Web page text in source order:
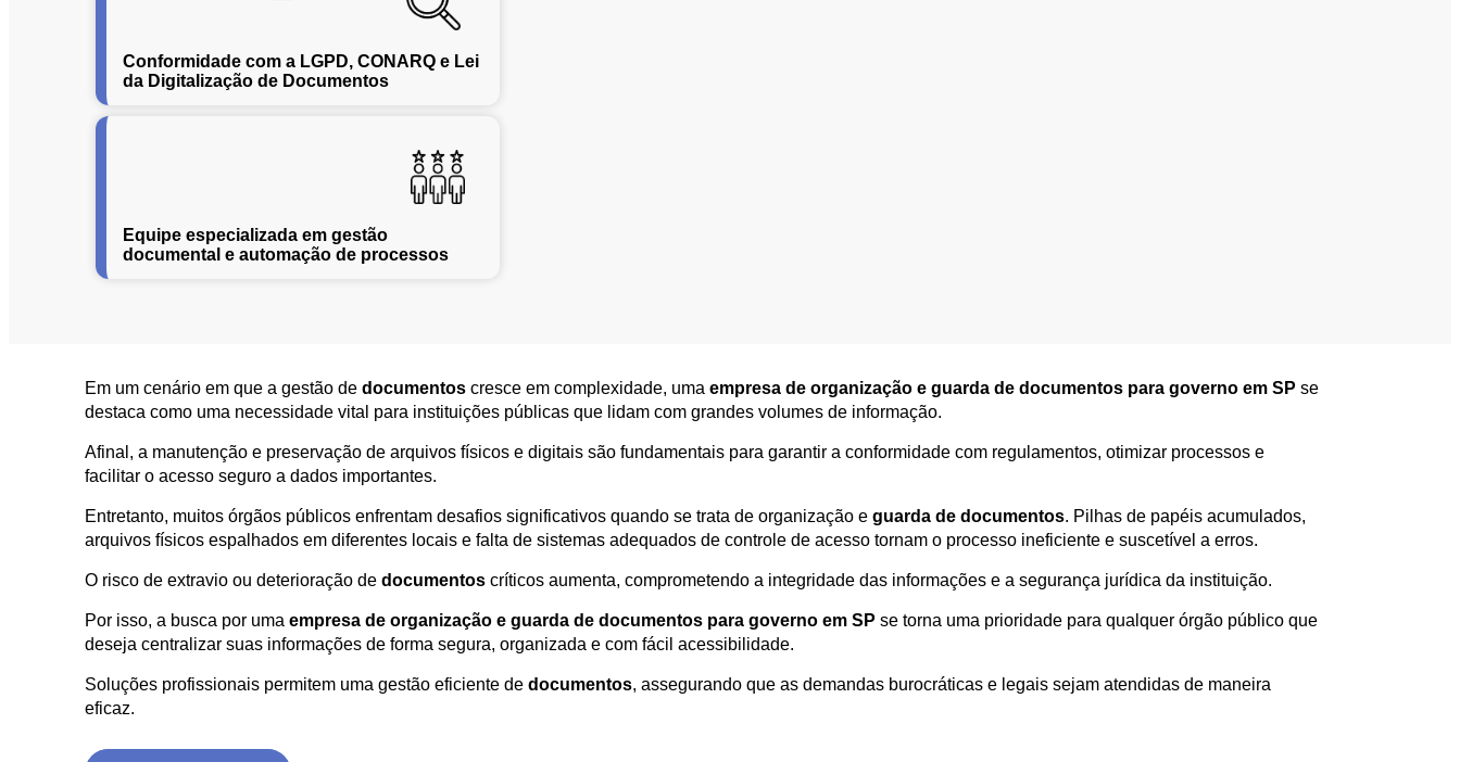
Conformidade com a LGPD, CONARQ e Lei
da Digitalização de Documentos
Equipe especializada em gestão
documental e automação de processos
Em um cenário em que a gestão de documentos cresce em complexidade, uma empresa de organização e guarda de documentos para governo em SP se
destaca como uma necessidade vital para instituições públicas que lidam com grandes volumes de informação.
Afinal, a manutenção e preservação de arquivos físicos e digitais são fundamentais para garantir a conformidade com regulamentos, otimizar processos e
facilitar o acesso seguro a dados importantes.
Entretanto, muitos órgãos públicos enfrentam desafios significativos quando se trata de organização e guarda de documentos. Pilhas de papéis acumulados,
arquivos físicos espalhados em diferentes locais e falta de sistemas adequados de controle de acesso tornam o processo ineficiente e suscetível a erros.
O risco de extravio ou deterioração de documentos críticos aumenta, comprometendo a integridade das informações e a segurança jurídica da instituição.
Por isso, a busca por uma empresa de organização e guarda de documentos para governo em SP se torna uma prioridade para qualquer órgão público que
deseja centralizar suas informações de forma segura, organizada e com fácil acessibilidade.
Soluções profissionais permitem uma gestão eficiente de documentos, assegurando que as demandas burocráticas e legais sejam atendidas de maneira
eficaz.